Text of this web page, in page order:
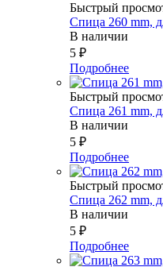
Быстрый
Спица 260 mm,
В наличии
5 ₽
Подробнее
Быстрый
Спица 261 mm,
В наличии
5 ₽
Подробнее
Быстрый
Спица 262 mm,
В наличии
5 ₽
Подробнее